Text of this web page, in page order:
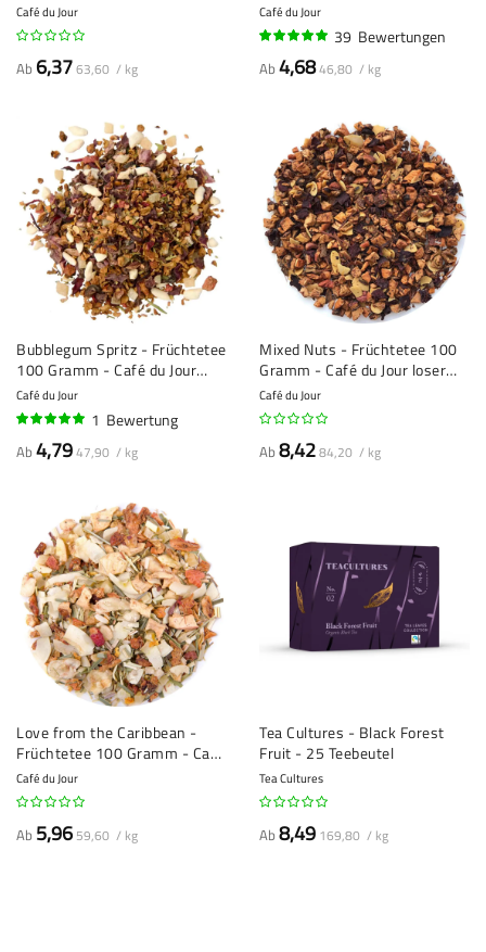
loser Tee
Café du Jour
Ab 6,3763,60 / kg
du Jour Loser Tee
Café du Jour
39 Bewertungen
Ab4,6846,80 / kg
Bubblegum Spritz - Früchtetee
100 Gramm - Café du Jour
Loser Tee
Café du Jour
1 Bewertung
Ab4,7947,90 / kg
Mixed Nuts - Früchtetee 100
Gramm - Café du Jour loser
Tee
Café du Jour
Ab8,4284,20 / kg
Love from the Caribbean -
Früchtetee 100 Gramm - Café
du Jour loser Tee
Café du Jour
Ab 5,96 59,60 / kg
Tea Cultures - Black Forest
Fruit - 25 Teebeutel
Tea Cultures
Ab8,49 169,80 / kg